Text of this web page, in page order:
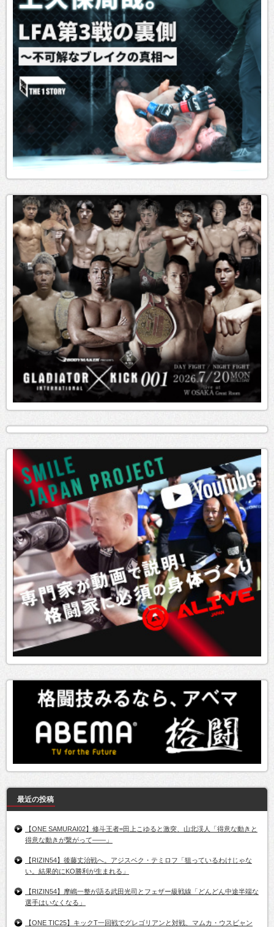
最近の投稿
【ONE SAMURAI02】修斗王者=田上こゆると激突、山北渓人「得意な動きと
得意な動きが繋がって――」
【RIZIN54】後藤丈治戦へ。アジスベク・テミロフ「狙っているわけじゃな
い。結果的にKO勝利が生まれる」
【RIZIN54】摩嶋一整が語る武田光司とフェザー級戦線「どんどん中途半端な
選手はいなくなる」
【ONE TIC25】キックT一回戦でグレゴリアンと対戦、マムカ・ウスビャン